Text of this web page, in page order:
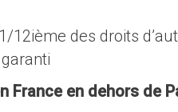
12ième des droits
France en dehors de